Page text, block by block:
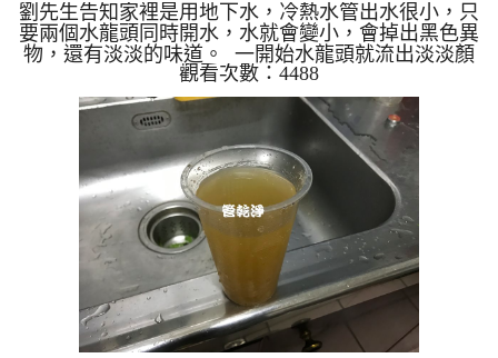
劉先生告知家裡是用地下水，冷熱水管出水很小，只
要兩個水龍頭同時開水，水就會變小，會掉出黑色異
物，還有淡淡的味道。 一開始水龍頭就流出淡淡顏
色的水，一下變成了黑色，還散發出臭味，這不是來
源的問題，是水管裡面陳積多年的汙垢。 水管裡的
異物不斷流出來，水的顏色慢慢變成透明，髒東西也
越來越少，最後變成乾淨的清水。 清洗水管 是利用
高週波水管清洗機 ，把檸檬酸打入水管，讓水管管
壁的鐵鏽及生物膜軟化，透過空氣與水混合，產生阻
力，這時高周波就會把生物膜、淤泥等等雜質沖出
來。 有時候把水塔...
觀看次數：4488